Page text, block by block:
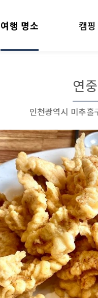
여행 명소 캠
연
인천광역시 미추